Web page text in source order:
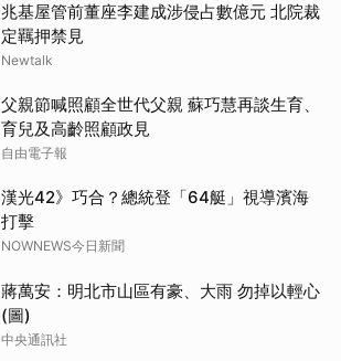
兆基屋管前董座李建成涉侵占數億元 北院裁
定羈押禁見
Newtalk
父親節喊照顧全世代父親 蘇巧慧再談生育、
育兒及高齡照顧政見
自由電子報
漢光42》巧合？總統登「64艇」視導濱海
打擊
NOWNEWS今日新聞
蔣萬安：明北市山區有豪、大雨 勿掉以輕心
(圖)
中央通訊社